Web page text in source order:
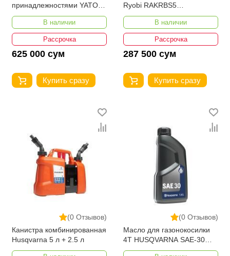
принадлежностями YATO
16 предметов, пластиковый
кейс YT-0673В наличии
Рассрочка
625 000 сум
Купить сразу
Ryobi RAKRBS5
5132003828
В наличии
Рассрочка
287 500 сум
Купить сразу
(0 Отзывов)
Канистра комбинированная
Husqvarna 5 л + 2.5 л
(0 Отзывов)
Масло для газонокосилки
4T HUSQVARNA SAE-30
1.4Л